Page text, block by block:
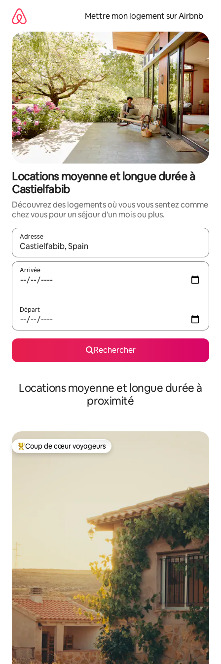
directement
contenu
Mettre mon logement sur Airbnb
Locations moyenne et longue durée à
Castielfabib
Découvrez des logements où vous vous sentez comme
chez vous pour un séjour d'un mois ou plus.
Adresse
Lorsque les résultats s'affichent, utilisez les flèches vers le
Arrivée
Départ
Rechercher
Locations moyenne et longue durée à
proximité
Coups de cœur voyageurs les plus appréciés
Coup de cœur voyageurs